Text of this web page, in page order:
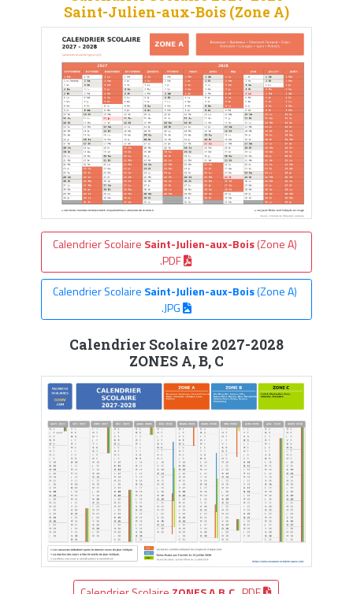
Saint-Julien-aux-Bois (Zone A)
Calendrier Scolaire Saint-Julien-aux-Bois(Zone A)
.PDF
Calendrier Scolaire Saint-Julien-aux-Bois(Zone A)
.JPG
Calendrier Scolaire 2027-2028
ZONES A, B, C